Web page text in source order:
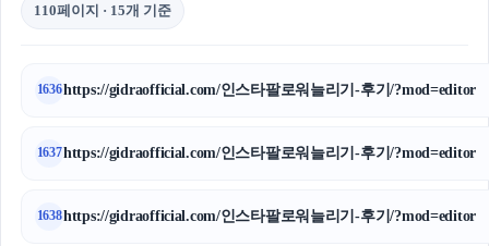
110페이지 · 15개 기준
1636https://gidraofficial.com/인스타팔로워늘리기-후기/?mod=editor
1637https://gidraofficial.com/인스타팔로워늘리기-후기/?mod=editor
1638https://gidraofficial.com/인스타팔로워늘리기-후기/?mod=editor